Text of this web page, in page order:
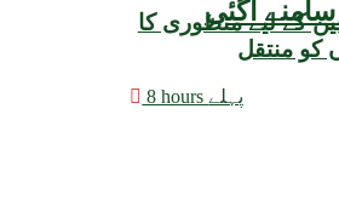
کے لیے منظوری کا
کو منتقل
8 hours پہلے